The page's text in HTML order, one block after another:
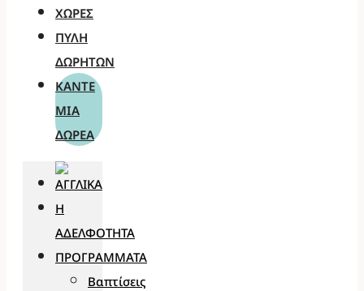
ΧΏΡΕΣ
ΠΎΛΗ
ΔΩΡΗΤΏΝ
ΚΆΝΤΕ
ΜΊΑ
ΔΩΡΕΆ
Η
ΑΔΕΛΦΌΤΗΤΑ
ΠΡΟΓΡΆΜΜΑΤΑ
Βαπτίσεις